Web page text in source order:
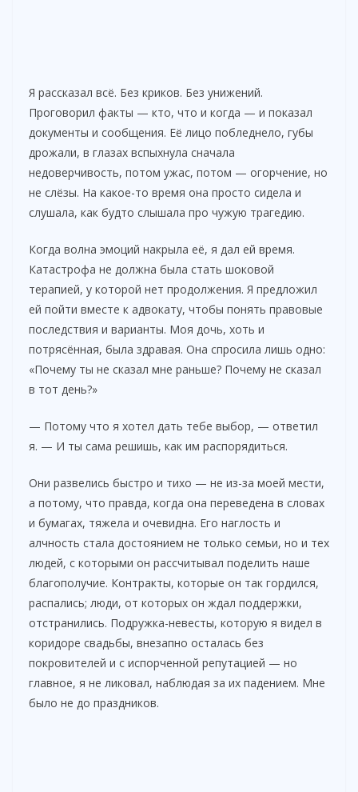
Я рассказал всё. Без криков. Без унижений.
Проговорил факты — кто, что и когда — и показал
документы и сообщения. Её лицо побледнело, губы
дрожали, в глазах вспыхнула сначала
недоверчивость, потом ужас, потом — огорчение, но
не слёзы. На какое-то время она просто сидела и
слушала, как будто слышала про чужую трагедию.
Когда волна эмоций накрыла её, я дал ей время.
Катастрофа не должна была стать шоковой
терапией, у которой нет продолжения. Я предложил
ей пойти вместе к адвокату, чтобы понять правовые
последствия и варианты. Моя дочь, хоть и
потрясённая, была здравая. Она спросила лишь одно:
«Почему ты не сказал мне раньше? Почему не сказал
в тот день?»
— Потому что я хотел дать тебе выбор, — ответил
я. — И ты сама решишь, как им распорядиться.
Они развелись быстро и тихо — не из-за моей мести,
а потому, что правда, когда она переведена в словах
и бумагах, тяжела и очевидна. Его наглость и
алчность стала достоянием не только семьи, но и тех
людей, с которыми он рассчитывал поделить наше
благополучие. Контракты, которые он так гордился,
распались; люди, от которых он ждал поддержки,
отстранились. Подружка-невесты, которую я видел в
коридоре свадьбы, внезапно осталась без
покровителей и с испорченной репутацией — но
главное, я не ликовал, наблюдая за их падением. Мне
было не до праздников.